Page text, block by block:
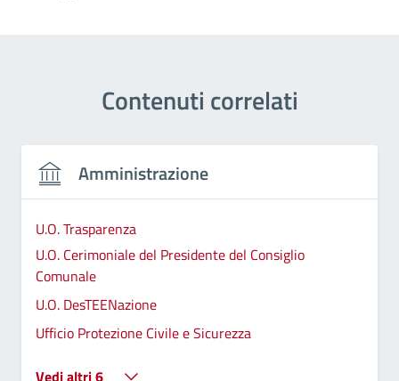
Contenuti correlati
Amministrazione
U.O. Trasparenza
U.O. Cerimoniale del Presidente del Consiglio
Comunale
U.O. DesTEENazione
Ufficio Protezione Civile e Sicurezza
Vedi altri 6